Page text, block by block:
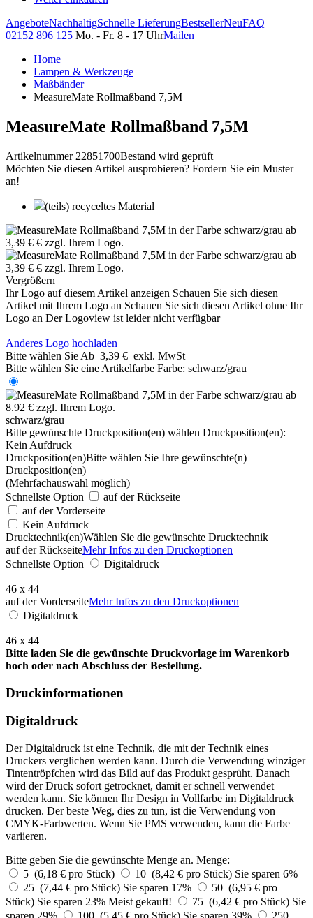
AngeboteNachhaltigSchnelle LieferungBestsellerNeuFAQ
02152 896 125 Mo. - Fr. 8 - 17 UhrMailen
Home
Lampen & Werkzeuge
Maßbänder
MeasureMate Rollmaßband 7,5M
MeasureMate Rollmaßband 7,5M
Artikelnummer 22851700Bestand wird geprüft
Möchten Sie diesen Artikel ausprobieren? Fordern Sie ein Muster
an!
(teils) recyceltes Material
Vergrößern
Ihr Logo auf diesem Artikel anzeigen Schauen Sie sich diesen
Artikel mit Ihrem Logo an Schauen Sie sich diesen Artikel ohne Ihr
Logo an Der Logoview ist leider nicht verfügbar
Anderes Logo hochladen
Bitte wählen Sie Ab 3,39 € exkl. MwSt
Bitte wählen Sie eine Artikelfarbe Farbe: schwarz/grau
schwarz/grau
Bitte gewünschte Druckposition(en) wählen Druckposition(en):
Kein Aufdruck
Druckposition(en)Bitte wählen Sie Ihre gewünschte(n)
Druckposition(en)
(Mehrfachauswahl möglich)
Schnellste Option
auf der Rückseite
auf der Vorderseite
Kein Aufdruck
Drucktechnik(en)Wählen Sie die gewünschte Drucktechnik
auf der RückseiteMehr Infos zu den Druckoptionen
Schnellste Option
Digitaldruck
46 x 44
auf der VorderseiteMehr Infos zu den Druckoptionen
Digitaldruck
46 x 44
Bitte laden Sie die gewünschte Druckvorlage im Warenkorb
hoch oder nach Abschluss der Bestellung.
Druckinformationen
Digitaldruck
Der Digitaldruck ist eine Technik, die mit der Technik eines
Druckers verglichen werden kann. Durch die Verwendung winziger
Tintentröpfchen wird das Bild auf das Produkt gesprüht. Danach
wird der Druck sofort getrocknet, damit er schnell verwendet
werden kann. Sie können Ihr Design in Vollfarbe im Digitaldruck
drucken. Der beste Weg, dies zu tun, ist die Verwendung von
CMYK-Farbwerten. Wenn Sie PMS verwenden, kann die Farbe
variieren.
Bitte geben Sie die gewünschte Menge an. Menge:
5 (6,18 € pro Stück)
10 (8,42 € pro Stück) Sie sparen 6%
25 (7,44 € pro Stück) Sie sparen 17%
50 (6,95 € pro
Stück) Sie sparen 23% Meist gekauft! 75 (6,42 € pro Stück) Sie
sparen 29%
100 (5,45 € pro Stück) Sie sparen 39%
250